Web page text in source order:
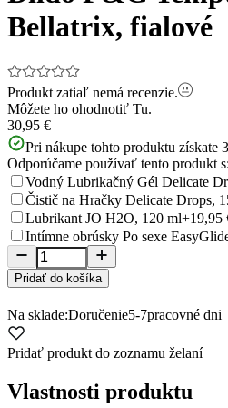
Bellatrix, fialové
Produkt zatiaľ nemá recenzie.
Môžete ho ohodnotiť Tu.
30,95 €
Pri nákupe tohto produktu získate
Odporúčame používať tento produkt s:
Vodný Lubrikačný Gél Delicate
Čistič na Hračky Delicate Drops,
Lubrikant JO H2O, 120 ml+19,95
Intímne obrúsky Po sexe
Pridať do košíka
Na sklade:Doručenie5-7pracovné dni
Pridať produkt do zoznamu želaní
Vlastnosti produktu